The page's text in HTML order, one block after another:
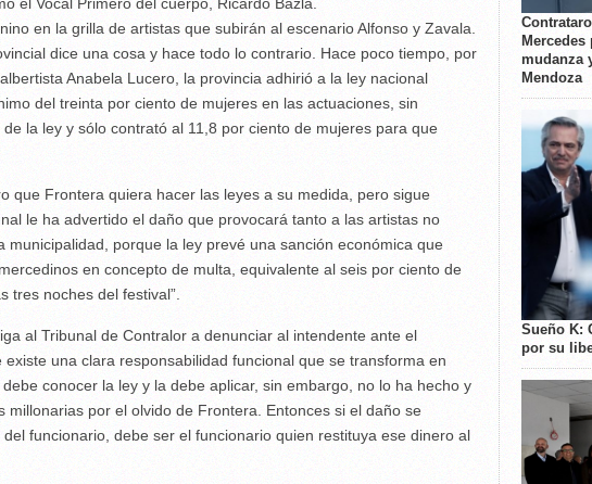
el Vocal Primero del cuerpo, Ricardo Bazla.
en la grilla de artistas que subirán al escenario Alfonso y Zavala.
dice una cosa y hace todo lo contrario. Hace poco tiempo, por
Anabela Lucero, la provincia adhirió a la ley nacional
del treinta por ciento de mujeres en las actuaciones, sin
la ley y sólo contrató al 11,8 por ciento de mujeres para que
que Frontera quiera hacer las leyes a su medida, pero sigue
le ha advertido el daño que provocará tanto a las artistas no
municipalidad, porque la ley prevé una sanción económica que
en concepto de multa, equivalente al seis por ciento de
tres noches del festival”.
al Tribunal de Contralor a denunciar al intendente ante el
una clara responsabilidad funcional que se transforma en
conocer la ley y la debe aplicar, sin embargo, no lo ha hecho y
millonarias por el olvido de Frontera. Entonces si el daño se
funcionario, debe ser el funcionario quien restituya ese dinero al
Mercedes
mudanza
Mendoza
Sueño K:
por su